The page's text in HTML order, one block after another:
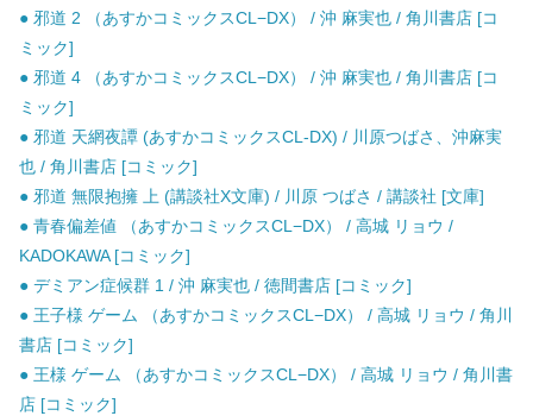
● 邪道 2 （あすかコミックスCL−DX） / 沖 麻実也 / 角川書店 [コ
ミック]
● 邪道 4 （あすかコミックスCL−DX） / 沖 麻実也 / 角川書店 [コ
ミック]
● 邪道 天網夜譚 (あすかコミックスCL-DX) / 川原つばさ、沖麻実
也 / 角川書店 [コミック]
● 邪道 無限抱擁 上 (講談社X文庫) / 川原 つばさ / 講談社 [文庫]
● 青春偏差値 （あすかコミックスCL−DX） / 高城 リョウ /
KADOKAWA [コミック]
● デミアン症候群 1 / 沖 麻実也 / 徳間書店 [コミック]
● 王子様 ゲーム （あすかコミックスCL−DX） / 高城 リョウ / 角川
書店 [コミック]
● 王様 ゲーム （あすかコミックスCL−DX） / 高城 リョウ / 角川書
店 [コミック]